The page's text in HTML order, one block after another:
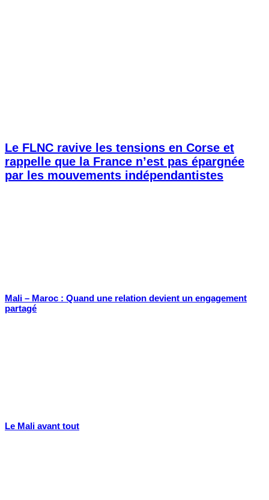
Le FLNC ravive les tensions en Corse et
rappelle que la France n’est pas épargnée
par les mouvements indépendantistes
Mali – Maroc : Quand une relation devient un engagement
partagé
Le Mali avant tout